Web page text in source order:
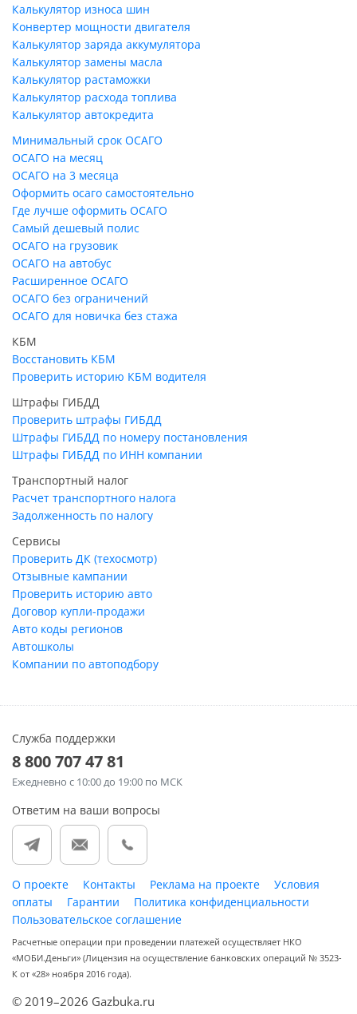
Калькулятор износа шин
Конвертер мощности двигателя
Калькулятор заряда аккумулятора
Калькулятор замены масла
Калькулятор растаможки
Калькулятор расхода топлива
Калькулятор автокредита
Минимальный срок ОСАГО
ОСАГО на месяц
ОСАГО на 3 месяца
Оформить осаго самостоятельно
Где лучше оформить ОСАГО
Самый дешевый полис
ОСАГО на грузовик
ОСАГО на автобус
Расширенное ОСАГО
ОСАГО без ограничений
ОСАГО для новичка без стажа
КБМ
Восстановить КБМ
Проверить историю КБМ водителя
Штрафы ГИБДД
Проверить штрафы ГИБДД
Штрафы ГИБДД по номеру постановления
Штрафы ГИБДД по ИНН компании
Транспортный налог
Расчет транспортного налога
Задолженность по налогу
Сервисы
Проверить ДК (техосмотр)
Отзывные кампании
Проверить историю авто
Договор купли-продажи
Авто коды регионов
Автошколы
Компании по автоподбору
Служба поддержки
8 800 707 47 81
Ежедневно с 10:00 до 19:00 по МСК
Ответим на ваши вопросы
О проекте Контакты Реклама на проекте
Условия
оплаты
Гарантии
Политика конфиденциальности
Пользовательское соглашение
Расчетные операции при проведении платежей осуществляет НКО
«МОБИ.Деньги» (Лицензия на осуществление банковских операций № 3523-
К от «28» ноября 2016 года).
© 2019–2026 Gazbuka.ru